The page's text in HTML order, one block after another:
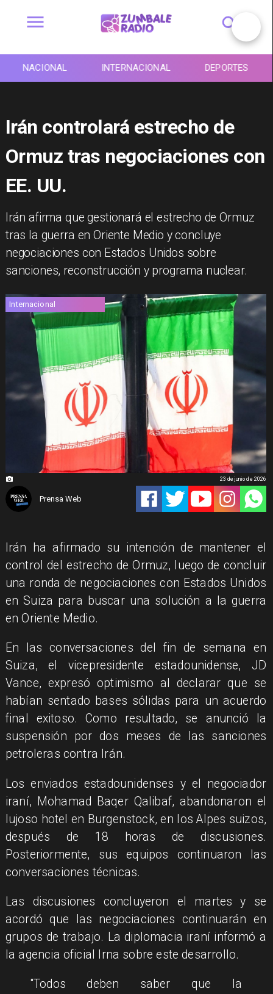
NACIONAL INTERNACIONAL DEPORTES
Irán controlará estrecho de
Ormuz tras negociaciones con
EE. UU.
Irán afirma que gestionará el estrecho de Ormuz
tras la guerra en Oriente Medio y concluye
negociaciones con Estados Unidos sobre
sanciones, reconstrucción y programa nuclear.
Internacional
Prensa Web
23 de junio de 2026
Irán ha afirmado su intención de mantener el
control del estrecho de Ormuz, luego de concluir
una ronda de negociaciones con Estados Unidos
en Suiza para buscar una solución a la guerra
en Oriente Medio.
En las conversaciones del fin de semana en
Suiza, el vicepresidente estadounidense, JD
Vance, expresó optimismo al declarar que se
habían sentado bases sólidas para un acuerdo
final exitoso. Como resultado, se anunció la
suspensión por dos meses de las sanciones
petroleras contra Irán.
Los enviados estadounidenses y el negociador
iraní, Mohamad Baqer Qalibaf, abandonaron el
lujoso hotel en Burgenstock, en los Alpes suizos,
después de 18 horas de discusiones.
Posteriormente, sus equipos continuaron las
conversaciones técnicas.
Las discusiones concluyeron el martes y se
acordó que las negociaciones continuarán en
grupos de trabajo. La diplomacia iraní informó a
la agencia oficial Irna sobre este desarrollo.
"Todos deben saber que la